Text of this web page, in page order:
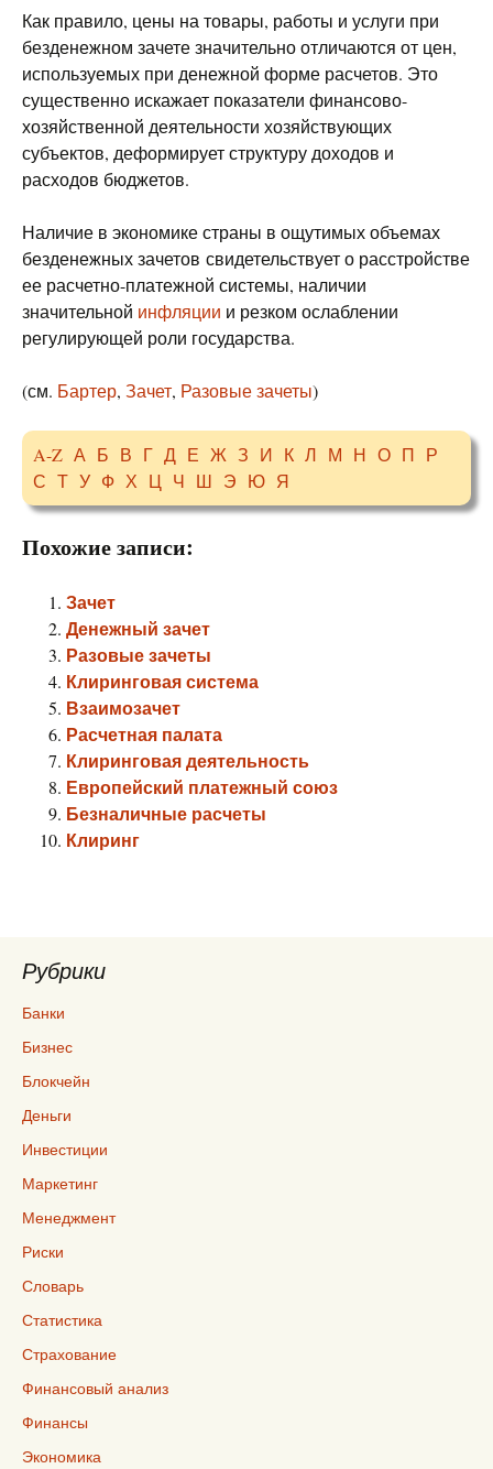
Как правило, цены на товары, работы и услуги при
безденежном зачете значительно отличаются от цен,
используемых при денежной форме расчетов. Это
существенно искажает показатели финансово-
хозяйственной деятельности хозяйствующих
субъектов, деформирует структуру доходов и
расходов бюджетов.
Наличие в экономике страны в ощутимых объемах
безденежных зачетов свидетельствует о расстройстве
ее расчетно-платежной системы, наличии
значительной инфляции и резком ослаблении
регулирующей роли государства.
(см. Бартер, Зачет, Разовые зачеты)
A-Z А Б В Г Д Е Ж З И К Л М Н О П Р
С Т У Ф Х Ц Ч Ш Э Ю Я
Похожие записи:
Зачет
Денежный зачет
Разовые зачеты
Клиринговая система
Взаимозачет
Расчетная палата
Клиринговая деятельность
Европейский платежный союз
Безналичные расчеты
Клиринг
Рубрики
Банки
Бизнес
Блокчейн
Деньги
Инвестиции
Маркетинг
Менеджмент
Риски
Словарь
Статистика
Страхование
Финансовый анализ
Финансы
Экономика